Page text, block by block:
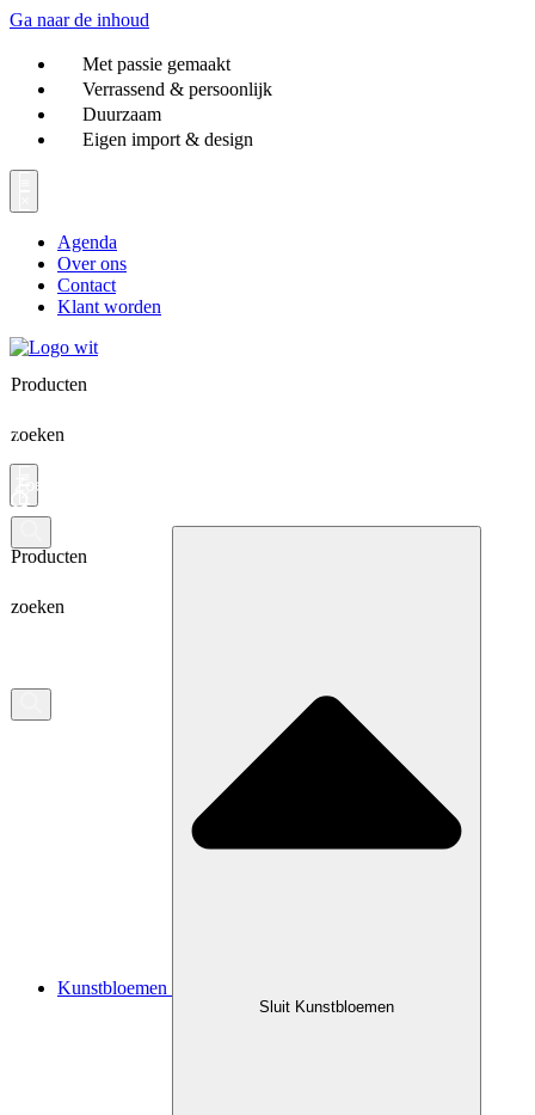
Ga naar de inhoud
Met passie gemaakt
Verrassend & persoonlijk
Duurzaam
Eigen import & design
Agenda
Over ons
Contact
Klant worden
Producten
zoeken
Producten
zoeken
Kunstbloemen
Sluit Kunstbloemen